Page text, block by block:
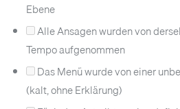
Ebene
Alle Ansagen wurden von
Tempo aufgenommen
Das Menü wurde von einer
(kalt, ohne Erklärung)